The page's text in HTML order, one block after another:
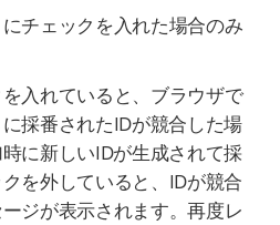
にチェックを入れた場合のみ
入れていると、ブラウザで
採番されたIDが競合した場
に新しいIDが生成されて採
を外していると、IDが競合
ジが表示されます。再度レ